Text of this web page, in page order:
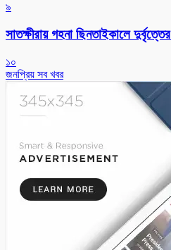
৯
সাতক্ষীরায় গহনা ছিনতাইকালে
১০
জনপ্রিয় সব খবর